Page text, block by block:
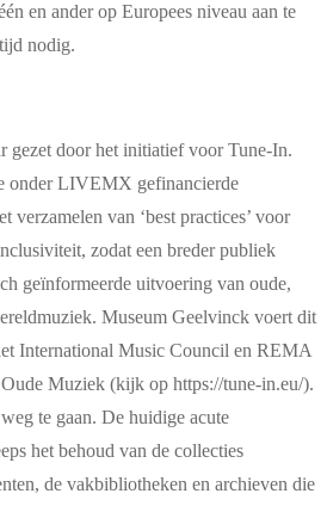
en ander op Europees niveau aan te
nodig.
gezet door het initiatief voor Tune-In.
onder LIVEMX gefinancierde
verzamelen van ‘best practices’ voor
zodat een breder publiek
geïnformeerde uitvoering van oude,
Museum Geelvinck voert dit
International Music Council en REMA
Muziek (kijk op https://tune-in.eu/).
te gaan. De huidige acute
het behoud van de collecties
de vakbibliotheken en archieven die